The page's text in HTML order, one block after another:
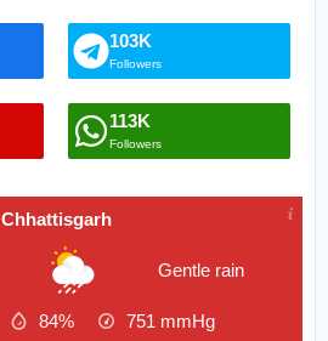
103K
Followers
113K
Followers
Chhattisgarh
Gentle rain
84% 751 mmHg